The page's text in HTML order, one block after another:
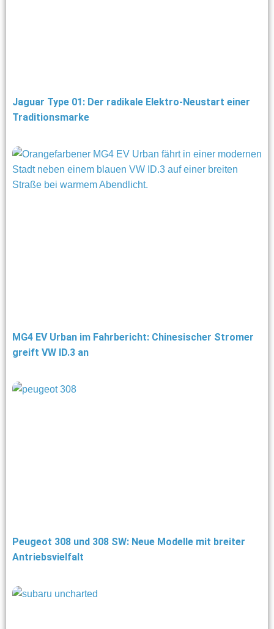
Jaguar Type 01: Der radikale Elektro-Neustart einer
Traditionsmarke
MG4 EV Urban im Fahrbericht: Chinesischer Stromer
greift VW ID.3 an
Peugeot 308 und 308 SW: Neue Modelle mit breiter
Antriebsvielfalt